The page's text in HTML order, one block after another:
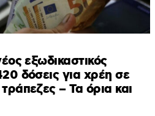
εξωδικαστικός
δόσεις για χρέη σε
– Τα όρια και